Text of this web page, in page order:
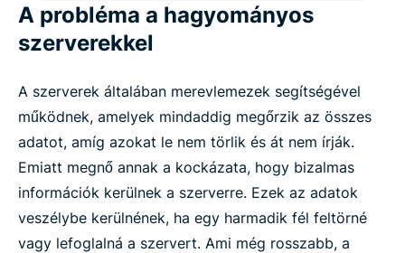
A probléma a hagyományos
szerverekkel
A szerverek általában merevlemezek segítségével
működnek, amelyek mindaddig megőrzik az összes
adatot, amíg azokat le nem törlik és át nem írják.
Emiatt megnő annak a kockázata, hogy bizalmas
információk kerülnek a szerverre. Ezek az adatok
veszélybe kerülnének, ha egy harmadik fél feltörné
vagy lefoglalná a szervert. Ami még rosszabb, a